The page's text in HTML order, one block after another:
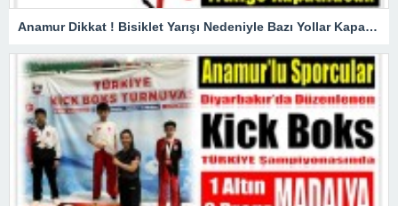
Anamur Dikkat ! Bisiklet Yarışı Nedeniyle Bazı Yollar Kapanacak